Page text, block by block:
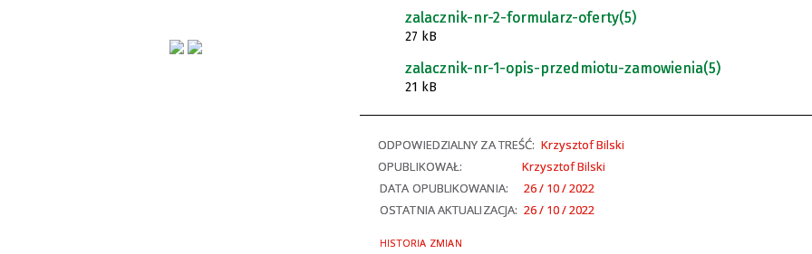
zalacznik-nr-2-formularz-oferty(5)
27 kB
zalacznik-nr-1-opis-przedmiotu-zamowienia(5)
21 kB
ODPOWIEDZIALNY ZA TREŚĆ: Krzysztof Bilski
OPUBLIKOWAŁ:
Krzysztof Bilski
DATA OPUBLIKOWANIA:
26 / 10 / 2022
OSTATNIA AKTUALIZACJA: 26 / 10 / 2022
HISTORIA ZMIAN